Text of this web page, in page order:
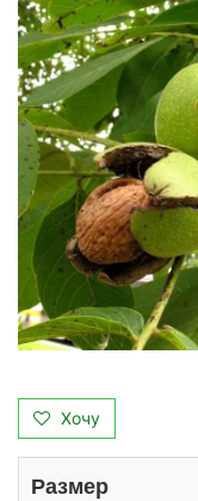
Хочу
Размер